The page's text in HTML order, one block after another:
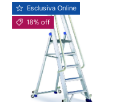
Esclusiva Online
18% off